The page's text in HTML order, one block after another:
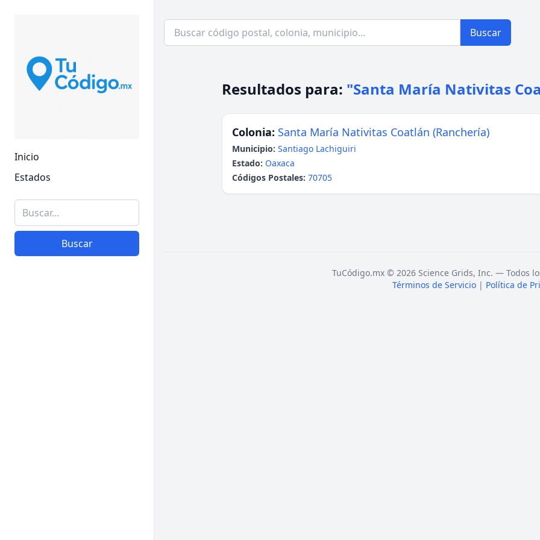
Inicio
Estados
Buscar
Buscar
Resultados para: "Santa María Nativitas
Colonia: Santa María Nativitas Coatlán (Ranchería)
Municipio: Santiago Lachiguiri
Estado: Oaxaca
Códigos Postales: 70705
TuCódigo.mx © 2026 Science Grids, Inc. — Todos
Términos de Servicio | Política de